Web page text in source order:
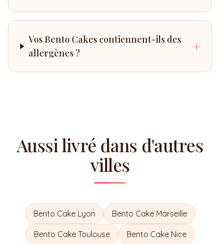
Vos Bento Cakes contiennent-ils des
allergènes ?
+
Aussi livré dans d'autres
villes
Bento Cake Lyon Bento Cake Marseille
Bento Cake Toulouse Bento Cake Nice